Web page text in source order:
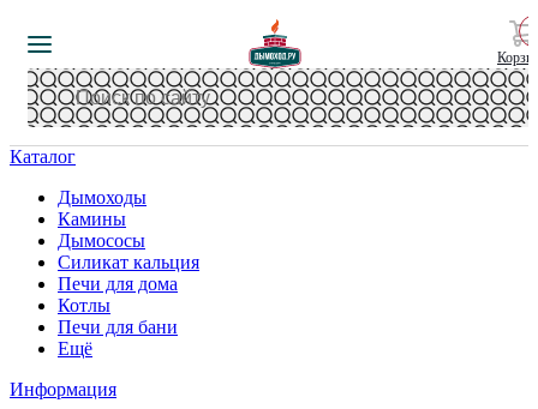
Каталог
Дымоходы
Камины
Дымососы
Силикат кальция
Печи для дома
Котлы
Печи для бани
Ещё
Информация